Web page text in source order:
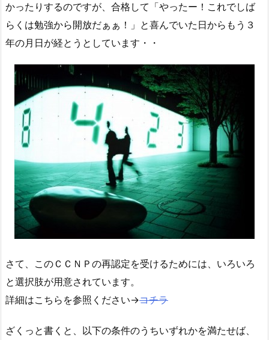
かったりするのですが、合格して「やったー！これでしば
らくは勉強から開放だぁぁ！」と喜んでいた日からもう３
年の月日が経とうとしています・・
さて、このＣＣＮＰの再認定を受けるためには、いろいろ
と選択肢が用意されています。
詳細はこちらを参照ください→コチラ
ざくっと書くと、以下の条件のうちいずれかを満たせば、